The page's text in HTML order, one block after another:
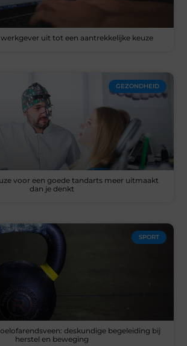
uit tot een aantrekkelijke keuze
GEZONDHEID
voor een goede tandarts meer uitmaakt
dan je denkt
SPORT
deskundige begeleiding bij
herstel en beweging